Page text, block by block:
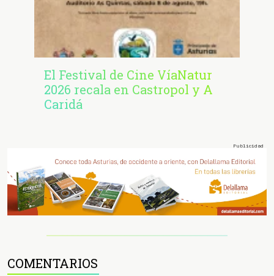
El Festival de Cine VíaNatur
2026 recala en Castropol y A
Caridá
COMENTARIOS